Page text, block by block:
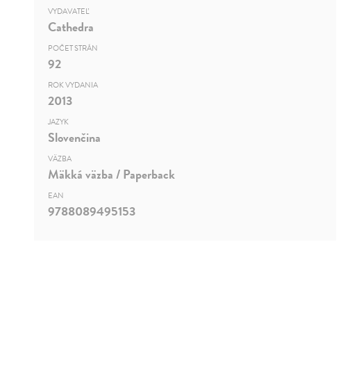
VYDAVATEĽ
Cathedra
POČET STRÁN
92
ROK VYDANIA
2013
JAZYK
Slovenčina
VÄZBA
Mäkká väzba / Paperback
EAN
9788089495153